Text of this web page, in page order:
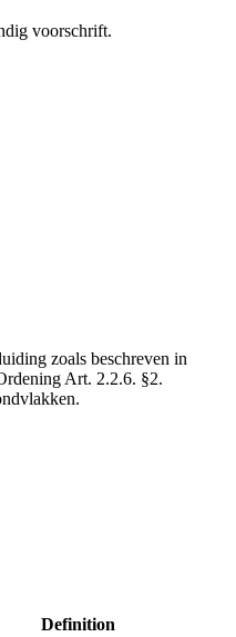
voorschrift.
zoals beschreven in
Art. 2.2.6. §2.
Definition